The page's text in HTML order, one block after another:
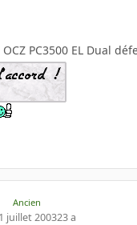
PC3500 EL Dual
Ancien
juillet 200323 a